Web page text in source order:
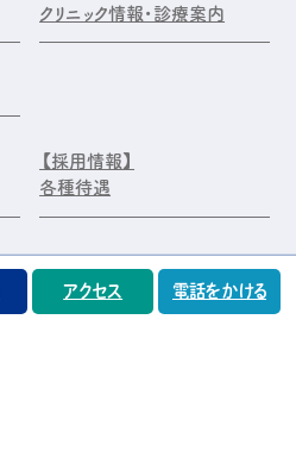
クリニック情報・診療案内
【採用情報】
各種待遇
アクセス 電話をかける